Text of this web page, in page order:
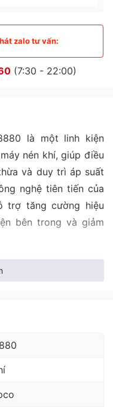
zalo tư vấn:
(7:30 - 22:00)
là một linh kiện
nén khí, giúp điều
và duy trì áp suất
nghệ tiên tiến của
trợ tăng cường hiệu
bên trong và giảm